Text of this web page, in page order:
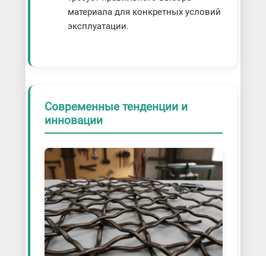
материала для конкретных условий
эксплуатации.
Современные тенденции и
инновации